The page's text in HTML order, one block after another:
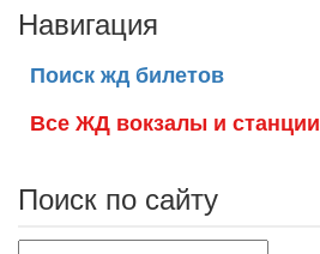
Навигация
Поиск жд билетов
Все ЖД вокзалы и станции
Поиск по сайту